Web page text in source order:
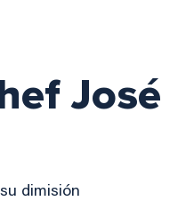
José
dimisión